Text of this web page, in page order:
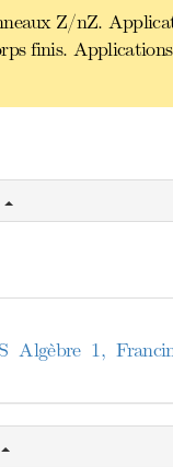
Z/nZ.
finis.
Algèbre 1,